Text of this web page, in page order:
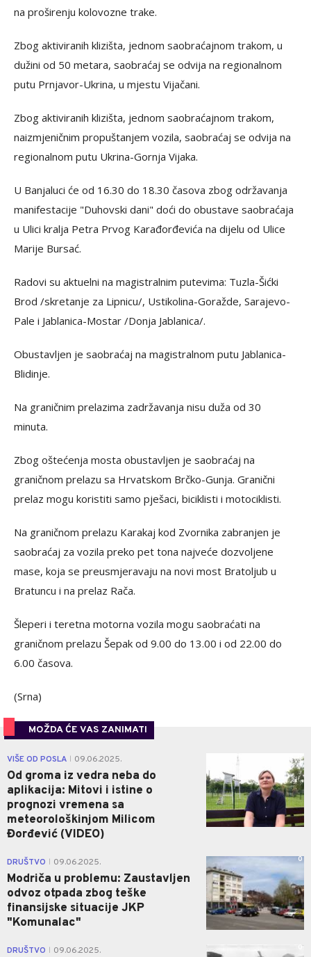
na proširenju kolovozne trake.
Zbog aktiviranih klizišta, jednom saobraćajnom trakom, u
dužini od 50 metara, saobraćaj se odvija na regionalnom
putu Prnjavor-Ukrina, u mjestu Vijačani.
Zbog aktiviranih klizišta, jednom saobraćajnom trakom,
naizmjeničnim propuštanjem vozila, saobraćaj se odvija na
regionalnom putu Ukrina-Gornja Vijaka.
U Banjaluci će od 16.30 do 18.30 časova zbog održavanja
manifestacije "Duhovski dani" doći do obustave saobraćaja
u Ulici kralja Petra Prvog Karađorđevića na dijelu od Ulice
Marije Bursać.
Radovi su aktuelni na magistralnim putevima: Tuzla-Šićki
Brod /skretanje za Lipnicu/, Ustikolina-Goražde, Sarajevo-
Pale i Jablanica-Mostar /Donja Jablanica/.
Obustavljen je saobraćaj na magistralnom putu Jablanica-
Blidinje.
Na graničnim prelazima zadržavanja nisu duža od 30
minuta.
Zbog oštećenja mosta obustavljen je saobraćaj na
graničnom prelazu sa Hrvatskom Brčko-Gunja. Granični
prelaz mogu koristiti samo pješaci, biciklisti i motociklisti.
Na graničnom prelazu Karakaj kod Zvornika zabranjen je
saobraćaj za vozila preko pet tona najveće dozvoljene
mase, koja se preusmjeravaju na novi most Bratoljub u
Bratuncu i na prelaz Rača.
Šleperi i teretna motorna vozila mogu saobraćati na
graničnom prelazu Šepak od 9.00 do 13.00 i od 22.00 do
6.00 časova.
(Srna)
MOŽDA ĆE VAS ZANIMATI
VIŠE OD POSLA 09.06.2025.
Od groma iz vedra neba do
aplikacija: Mitovi i istine o
prognozi vremena sa
meteorološkinjom Milicom
Đorđević (VIDEO)
1
DRUŠTVO 09.06.2025.
Modriča u problemu: Zaustavljen
odvoz otpada zbog teške
finansijske situacije JKP
"Komunalac"
0
DRUŠTVO 09.06.2025.